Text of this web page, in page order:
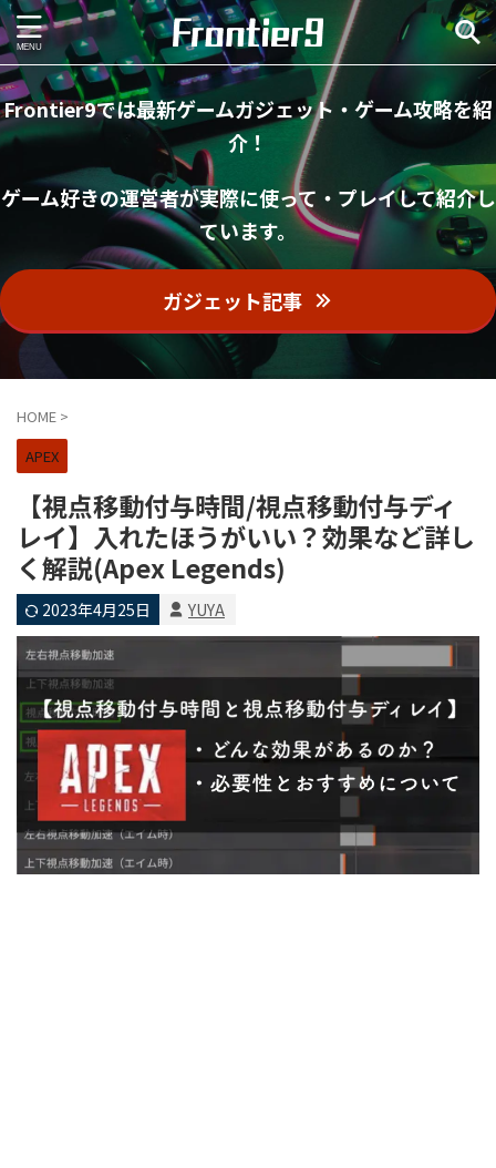
Frontier9では最新ゲームガジェット・ゲーム攻略を紹
介！
ゲーム好きの運営者が実際に使って・プレイして紹介し
ています。
ガジェット記事
HOME >
APEX
【視点移動付与時間/視点移動付与ディ
レイ】入れたほうがいい？効果など詳し
く解説(Apex Legends)
2023年4月25日 YUYA